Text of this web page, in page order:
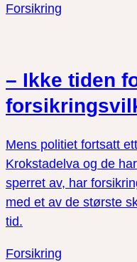
Forsikring
– Ikke tiden
Mens politiet fortsatt
Krokstadelva og de
sperret av, har
med et av de største
tid.
Forsikring